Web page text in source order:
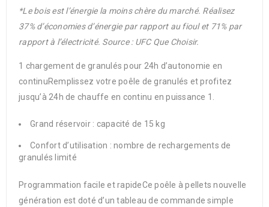
*Le bois est l’énergie la moins chère du marché. Réalisez
37% d’économies d’énergie par rapport au fioul et 71% par
rapport à l’électricité. Source : UFC Que Choisir.
1 chargement de granulés pour 24h d’autonomie en
continuRemplissez votre poêle de granulés et profitez
jusqu’à 24h de chauffe en continu en puissance 1.
Grand réservoir : capacité de 15 kg
Confort d’utilisation : nombre de rechargements de
granulés limité
Programmation facile et rapideCe poêle à pellets nouvelle
génération est doté d’un tableau de commande simple